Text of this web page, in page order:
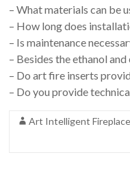
– What materials can be
– How long does
– Is maintenance
– Besides the ethanol
– Do art fire inserts
– Do you provide
Art Intelligent Fireplace